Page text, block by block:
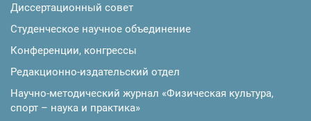
Диссертационный совет
Студенческое научное объединение
Конференции, конгрессы
Редакционно-издательский отдел
Научно-методический журнал «Физическая культура,
спорт – наука и практика»